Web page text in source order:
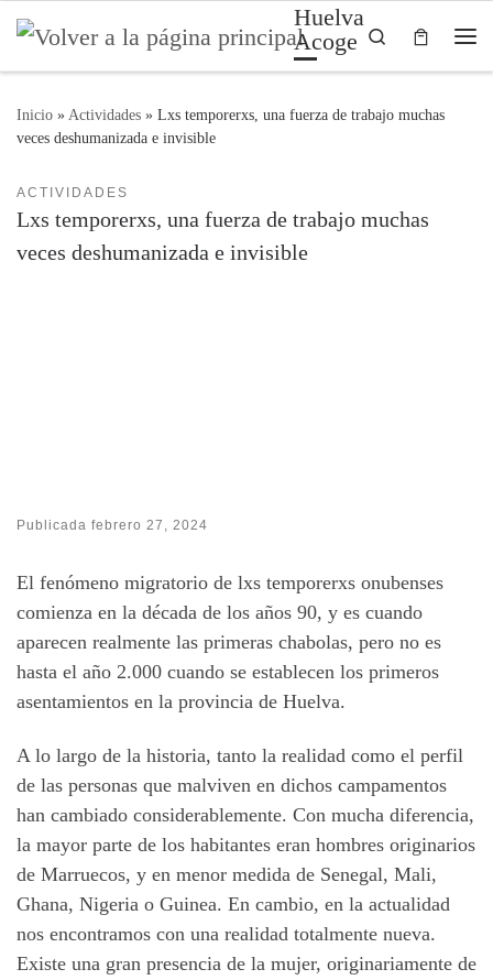
Saltar al contenido
Huelva
Acoge
Search
Inicio » Actividades » Lxs temporerxs, una fuerza de trabajo muchas
veces deshumanizada e invisible
ACTIVIDADES
Lxs temporerxs, una fuerza de trabajo muchas
veces deshumanizada e invisible
Publicada febrero 27, 2024
El fenómeno migratorio de lxs temporerxs onubenses
comienza en la década de los años 90, y es cuando
aparecen realmente las primeras chabolas, pero no es
hasta el año 2.000 cuando se establecen los primeros
asentamientos en la provincia de Huelva.
A lo largo de la historia, tanto la realidad como el perfil
de las personas que malviven en dichos campamentos
han cambiado considerablemente. Con mucha diferencia,
la mayor parte de los habitantes eran hombres originarios
de Marruecos, y en menor medida de Senegal, Mali,
Ghana, Nigeria o Guinea. En cambio, en la actualidad
nos encontramos con una realidad totalmente nueva.
Existe una gran presencia de la mujer, originariamente de